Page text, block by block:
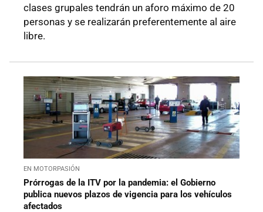
clases grupales tendrán un aforo máximo de 20
personas y se realizarán preferentemente al aire
libre.
EN MOTORPASIÓN
Prórrogas de la ITV por la pandemia: el Gobierno
publica nuevos plazos de vigencia para los vehículos
afectados